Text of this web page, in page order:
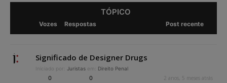
TÓPICO
Vozes Respostas Post recente
Significado de Designer Drugs
Iniciado por: Juristas em: Direito Penal
0 0 2 anos, 5 meses atrás